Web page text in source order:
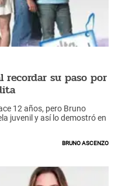
recordar su paso por
12 años, pero Bruno
juvenil y así lo demostró en
Bruno Ascenzo